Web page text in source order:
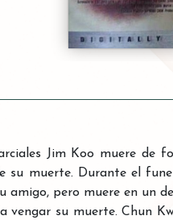
Jim Koo muere de
su muerte. Durante el
amigo, pero muere en un
vengar su muerte. Chun